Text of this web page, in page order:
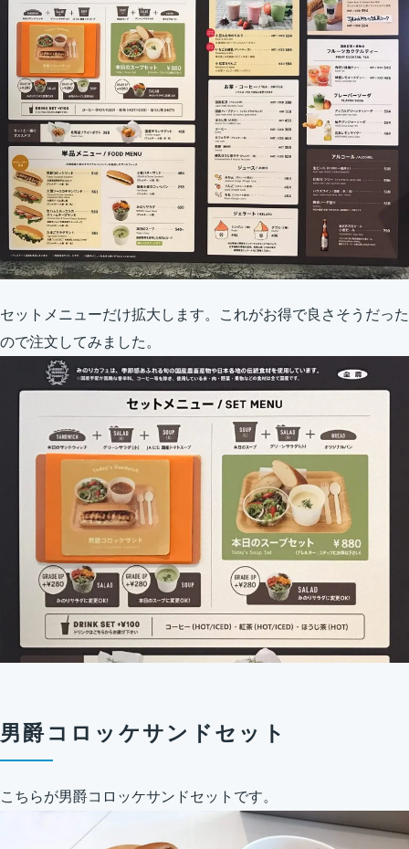
セットメニューだけ拡大します。これがお得で良さそうだった
ので注文してみました。
男爵コロッケサンドセット
こちらが男爵コロッケサンドセットです。